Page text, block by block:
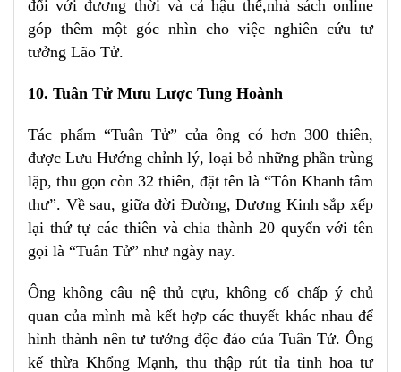
đối với đương thời và cả hậu thế,nhà sách online
góp thêm một góc nhìn cho việc nghiên cứu tư
tưởng Lão Tử.
10. Tuân Tử Mưu Lược Tung Hoành
Tác phẩm “Tuân Tử” của ông có hơn 300 thiên,
được Lưu Hướng chỉnh lý, loại bỏ những phần trùng
lặp, thu gọn còn 32 thiên, đặt tên là “Tôn Khanh tâm
thư”. Về sau, giữa đời Đường, Dương Kinh sắp xếp
lại thứ tự các thiên và chia thành 20 quyển với tên
gọi là “Tuân Tử” như ngày nay.
Ông không câu nệ thủ cựu, không cố chấp ý chủ
quan của mình mà kết hợp các thuyết khác nhau để
hình thành nên tư tưởng độc đáo của Tuân Tử. Ông
kế thừa Khổng Mạnh, thu thập rút tỉa tinh hoa tư